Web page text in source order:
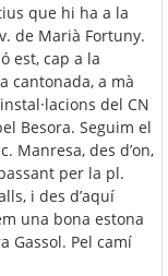
que hi ha a la
de Marià Fortuny.
est, cap a la
cantonada, a mà
del CN
Besora. Seguim el
Manresa, des d’on,
per la pl.
i des d’aquí
una bona estona
Gassol. Pel camí